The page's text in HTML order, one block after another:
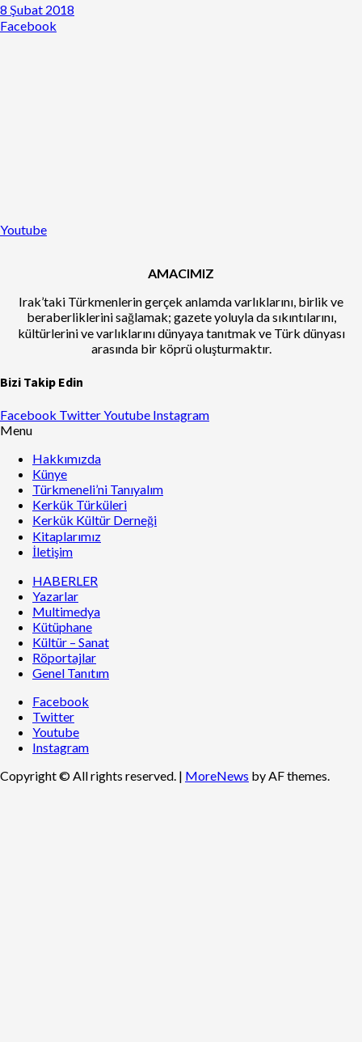
8 Şubat 2018
Facebook
Youtube
AMACIMIZ
Irak’taki Türkmenlerin gerçek anlamda varlıklarını, birlik ve
beraberliklerini sağlamak; gazete yoluyla da sıkıntılarını,
kültürlerini ve varlıklarını dünyaya tanıtmak ve Türk dünyası
arasında bir köprü oluşturmaktır.
Bizi Takip Edin
Facebook TwitterYoutube Instagram
Menu
Hakkımızda
Künye
Türkmeneli’ni Tanıyalım
Kerkük Türküleri
Kerkük Kültür Derneği
Kitaplarımız
İletişim
HABERLER
Yazarlar
Multimedya
Kütüphane
Kültür – Sanat
Röportajlar
Genel Tanıtım
Facebook
Twitter
Youtube
Instagram
Copyright © All rights reserved. | MoreNews by AF themes.